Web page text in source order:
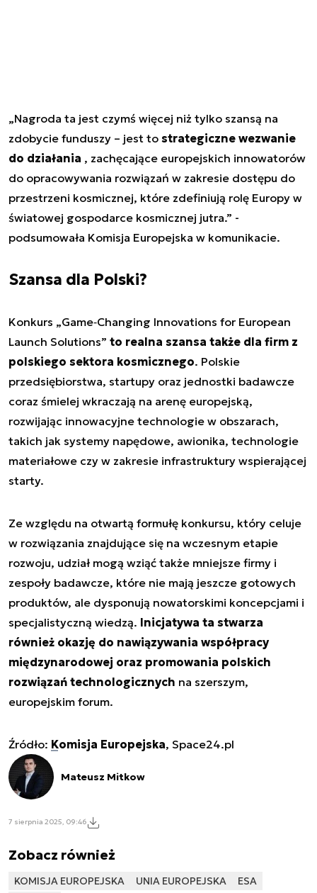
„Nagroda ta jest czymś więcej niż tylko szansą na
zdobycie funduszy – jest to strategiczne wezwanie
do działania , zachęcające europejskich innowatorów
do opracowywania rozwiązań w zakresie dostępu do
przestrzeni kosmicznej, które zdefiniują rolę Europy w
światowej gospodarce kosmicznej jutra.” -
podsumowała Komisja Europejska w komunikacie.
Szansa dla Polski?
Konkurs „Game‑Changing Innovations for European
Launch Solutions” to realna szansa także dla firm z
polskiego sektora kosmicznego. Polskie
przedsiębiorstwa, startupy oraz jednostki badawcze
coraz śmielej wkraczają na arenę europejską,
rozwijając innowacyjne technologie w obszarach,
takich jak systemy napędowe, awionika, technologie
materiałowe czy w zakresie infrastruktury wspierającej
starty.
Ze względu na otwartą formułę konkursu, który celuje
w rozwiązania znajdujące się na wczesnym etapie
rozwoju, udział mogą wziąć także mniejsze firmy i
zespoły badawcze, które nie mają jeszcze gotowych
produktów, ale dysponują nowatorskimi koncepcjami i
specjalistyczną wiedzą. Inicjatywa ta stwarza
również okazję do nawiązywania współpracy
międzynarodowej oraz promowania polskich
rozwiązań technologicznych na szerszym,
europejskim forum.
Źródło: Komisja Europejska, Space24.pl
Mateusz Mitkow
7 sierpnia 2025, 09:46
Zobacz również
KOMISJA EUROPEJSKA UNIA EUROPEJSKA
ESA